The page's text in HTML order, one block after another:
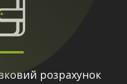
розрахунок